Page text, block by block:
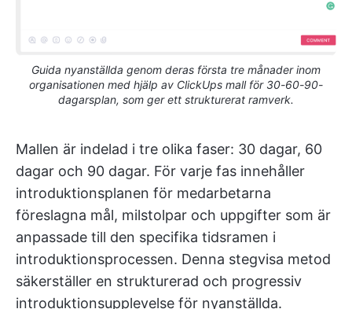
Guida nyanställda genom deras första tre månader inom
organisationen med hjälp av ClickUps mall för 30-60-90-
dagarsplan, som ger ett strukturerat ramverk.
Mallen är indelad i tre olika faser: 30 dagar, 60
dagar och 90 dagar. För varje fas innehåller
introduktionsplanen för medarbetarna
föreslagna mål, milstolpar och uppgifter som är
anpassade till den specifika tidsramen i
introduktionsprocessen. Denna stegvisa metod
säkerställer en strukturerad och progressiv
introduktionsupplevelse för nyanställda.